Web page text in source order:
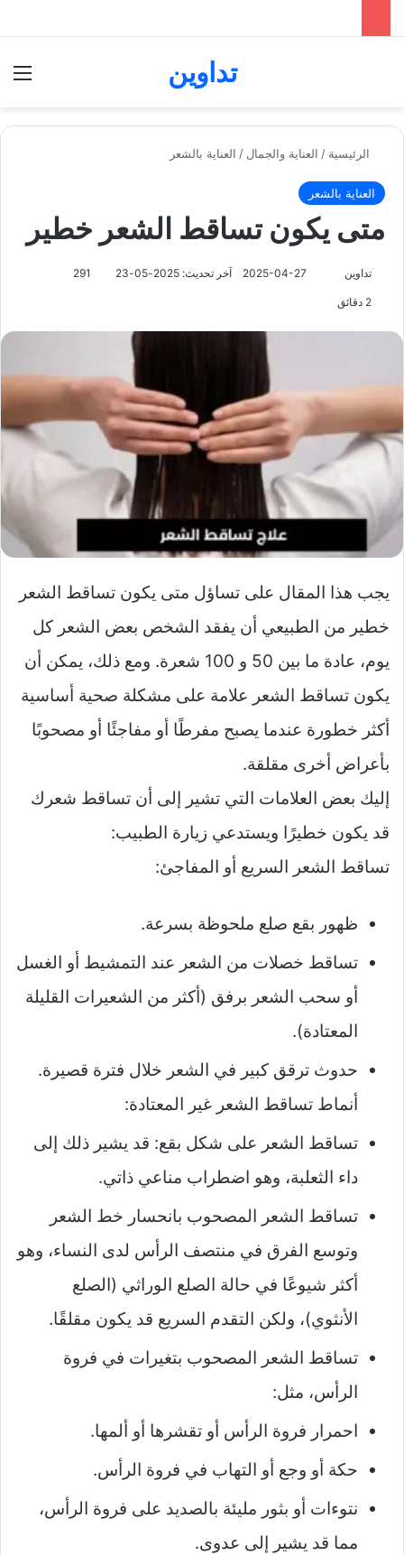
تداوين
الرئيسية / العناية والجمال / العناية بالشعر
العناية بالشعر
متى يكون تساقط الشعر خطير
تداوين 2025-04-27 آخر تحديث: 2025-05-23 291
يجب هذا المقال على تساؤل متى يكون تساقط الشعر
خطير من الطبيعي أن يفقد الشخص بعض الشعر كل
يوم، عادة ما بين 50 و 100 شعرة. ومع ذلك، يمكن أن
يكون تساقط الشعر علامة على مشكلة صحية أساسية
أكثر خطورة عندما يصبح مفرطًا أو مفاجئًا أو مصحوبًا
بأعراض أخرى مقلقة.
إليك بعض العلامات التي تشير إلى أن تساقط شعرك
قد يكون خطيرًا ويستدعي زيارة الطبيب:
تساقط الشعر السريع أو المفاجئ:
ظهور بقع صلع ملحوظة بسرعة.
تساقط خصلات من الشعر عند التمشيط أو الغسل
أو سحب الشعر برفق (أكثر من الشعيرات القليلة
المعتادة).
حدوث ترقق كبير في الشعر خلال فترة قصيرة.
أنماط تساقط الشعر غير المعتادة:
تساقط الشعر على شكل بقع: قد يشير ذلك إلى
داء الثعلبة، وهو اضطراب مناعي ذاتي.
تساقط الشعر المصحوب بانحسار خط الشعر
وتوسع الفرق في منتصف الرأس لدى النساء، وهو
أكثر شيوعًا في حالة الصلع الوراثي (الصلع
الأنثوي)، ولكن التقدم السريع قد يكون مقلقًا.
تساقط الشعر المصحوب بتغيرات في فروة
الرأس، مثل:
احمرار فروة الرأس أو تقشرها أو ألمها.
حكة أو وجع أو التهاب في فروة الرأس.
نتوءات أو بثور مليئة بالصديد على فروة الرأس،
مما قد يشير إلى عدوى.